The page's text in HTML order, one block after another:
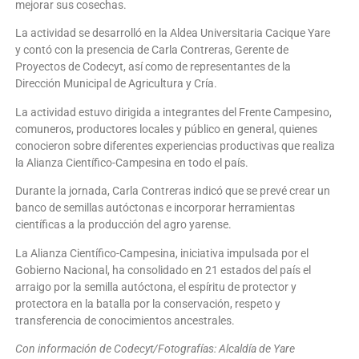
mejorar sus cosechas.
La actividad se desarrolló en la Aldea Universitaria Cacique Yare
y contó con la presencia de Carla Contreras, Gerente de
Proyectos de Codecyt, así como de representantes de la
Dirección Municipal de Agricultura y Cría.
La actividad estuvo dirigida a integrantes del Frente Campesino,
comuneros, productores locales y público en general, quienes
conocieron sobre diferentes experiencias productivas que realiza
la Alianza Científico-Campesina en todo el país.
Durante la jornada, Carla Contreras indicó que se prevé crear un
banco de semillas autóctonas e incorporar herramientas
científicas a la producción del agro yarense.
La Alianza Científico-Campesina, iniciativa impulsada por el
Gobierno Nacional, ha consolidado en 21 estados del país el
arraigo por la semilla autóctona, el espíritu de protector y
protectora en la batalla por la conservación, respeto y
transferencia de conocimientos ancestrales.
Con información de Codecyt/Fotografías: Alcaldía de Yare